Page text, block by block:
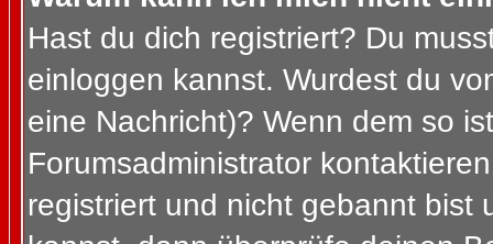
Hast du dich registriert? Du
einloggen kannst. Wurdest du
eine Nachricht)? Wenn dem so
Forumsadministrator
registriert und nicht gebannt bist